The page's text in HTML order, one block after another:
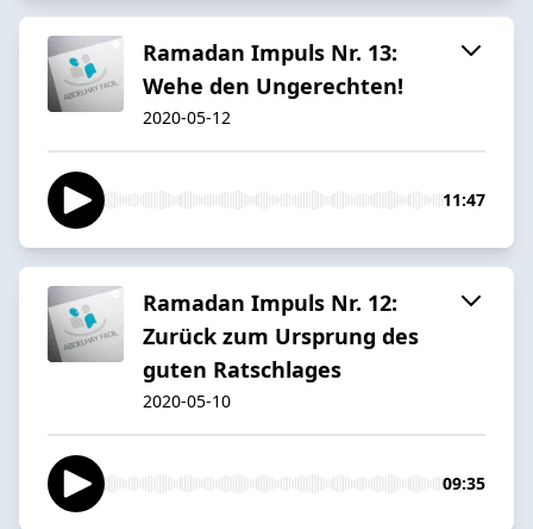
Ramadan Impuls Nr. 13:
Wehe den Ungerechten!
2020-05-12
11:47
Ramadan Impuls Nr. 12:
Zurück zum Ursprung des
guten Ratschlages
2020-05-10
09:35